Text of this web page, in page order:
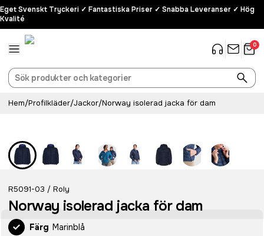
Eget Svenskt Tryckeri ✓ Fantastiska Priser ✓ Snabba Leveranser ✓ Hög
Kvalité
0
Hem/Profilkläder/Jackor/Norway isolerad jacka för dam
R5091-03 / Roly
Norway isolerad jacka för dam
Färg Marinblå